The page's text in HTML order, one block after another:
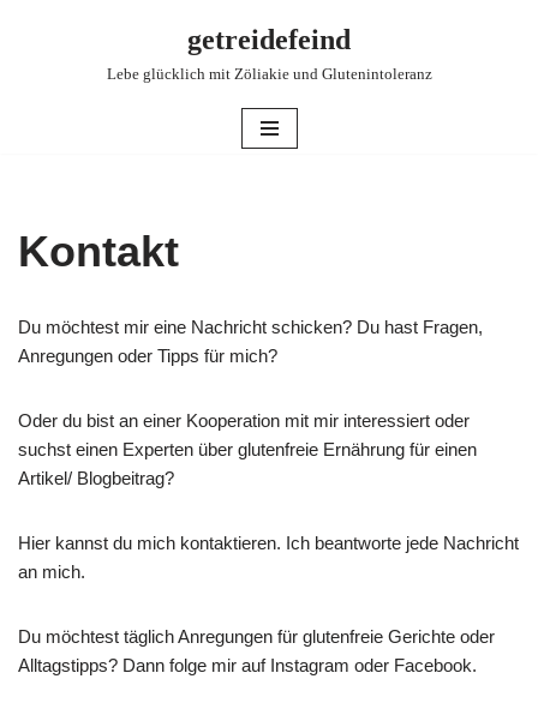
getreidefeind
Lebe glücklich mit Zöliakie und Glutenintoleranz
Kontakt
Du möchtest mir eine Nachricht schicken? Du hast Fragen,
Anregungen oder Tipps für mich?
Oder du bist an einer Kooperation mit mir interessiert oder
suchst einen Experten über glutenfreie Ernährung für einen
Artikel/ Blogbeitrag?
Hier kannst du mich kontaktieren. Ich beantworte jede Nachricht
an mich.
Du möchtest täglich Anregungen für glutenfreie Gerichte oder
Alltagstipps? Dann folge mir auf Instagram oder Facebook.